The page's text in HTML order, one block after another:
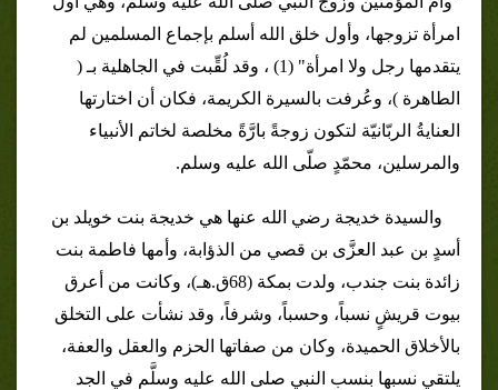
امرأة تزوجها، وأول خلق الله أسلم بإجماع المسلمين لم
يتقدمها رجل ولا امرأة" (1) ، وقد لُقِّبت في الجاهلية بـ (
الطاهرة )، وعُرفت بالسيرة الكريمة، فكان أن اختارتها
العنايةُ الربّانيّة لتكون زوجةً بارَّةً مخلصة لخاتم الأنبياء
والمرسلين، محمّدٍ صلّى الله عليه وسلم.
والسيدة خديجة رضي الله عنها هي خديجة بنت خويلد بن
أسدٍ بن عبد العزَّى بن قصي من الذؤابة، وأمها فاطمة بنت
زائدة بنت جندب، ولدت بمكة (68ق.هـ)، وكانت من أعرق
بيوت قريشٍ نسباً، وحسباً، وشرفاً، وقد نشأت على التخلق
بالأخلاق الحميدة، وكان من صفاتها الحزم والعقل والعفة،
يلتقي نسبها بنسب النبي صلى الله عليه وسلَّم في الجد